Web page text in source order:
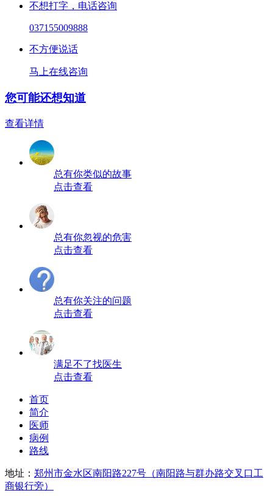
不想打字，电话咨询
037155009888
不方便说话
马上在线咨询
您可能还想知道
查看详情
总有你类似的故事
点击查看
总有你忽视的危害
点击查看
总有你关注的问题
点击查看
满足不了找医生
点击查看
首页
简介
医师
病例
路线
地址： 郑州市金水区南阳路227号（南阳路与群办路交叉口工
商银行旁）